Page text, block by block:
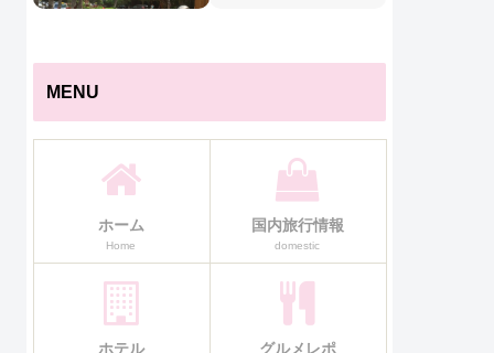
MENU
ホーム
Home
国内旅行情報
domestic
ホテル グルメレポ